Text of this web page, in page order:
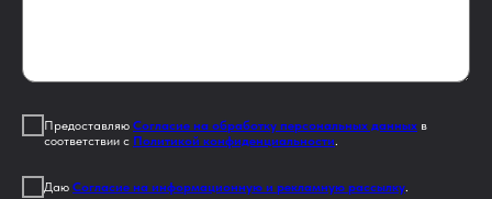
Предоставляю Согласие на обработку персональных данных в
соответствии с Политикой конфиденциальности
Даю Согласие на информационную и рекламную рассылку